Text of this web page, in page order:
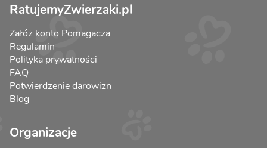
RatujemyZwierzaki.pl
Załóż konto Pomagacza
Regulamin
Polityka prywatności
FAQ
Potwierdzenie darowizn
Blog
Organizacje